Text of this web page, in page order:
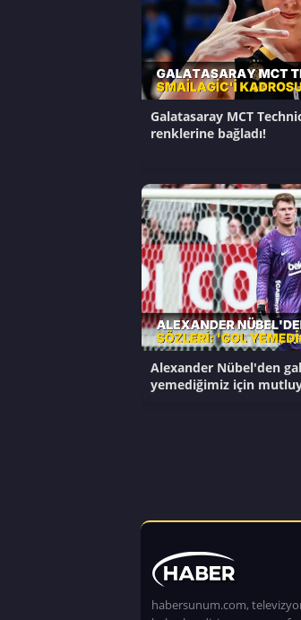
Galatasaray MCT
renklerine bağladı!
Alexander Nübel'den
yemediğimiz için
habersunum.com,